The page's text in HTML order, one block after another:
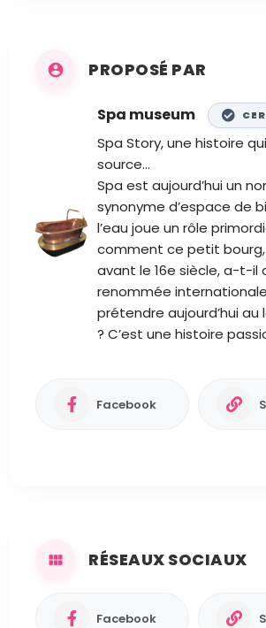
PROPOSÉ PAR
Spa museum
Spa Story, une histoire
source…
Spa est aujourd’hui un
synonyme d’espace de
l’eau joue un rôle
comment ce petit bourg,
avant le 16e siècle, a-t-il
renommée
prétendre aujourd’hui au
? C’est une histoire
Facebook
RÉSEAUX SOCIAUX
Facebook